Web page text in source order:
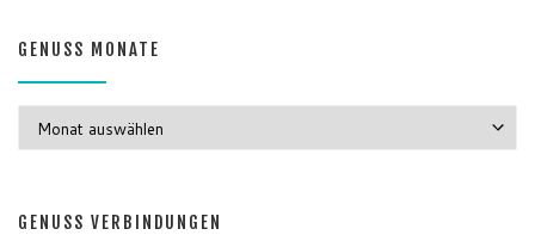
GENUSS MONATE
GENUSS VERBINDUNGEN